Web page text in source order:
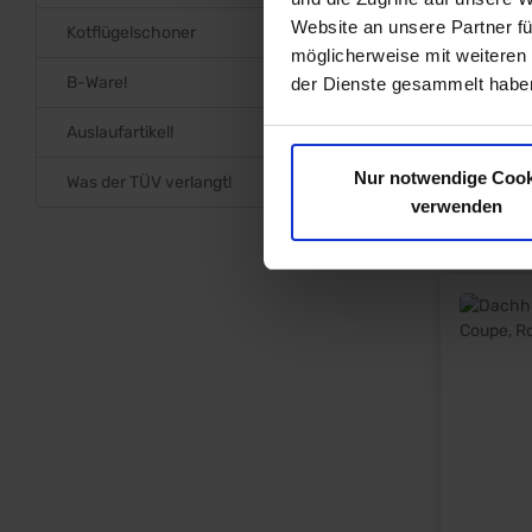
Website an unsere Partner
möglicherweise mit
der Dienste gesammelt
Nur notwendige
verwenden
Kotflügelschoner
B-Ware!
Auslaufartikel!
Was der TÜV verlangt!